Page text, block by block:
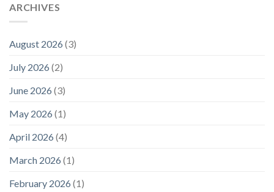
ARCHIVES
August 2026 (3)
July 2026 (2)
June 2026 (3)
May 2026 (1)
April 2026 (4)
March 2026 (1)
February 2026 (1)